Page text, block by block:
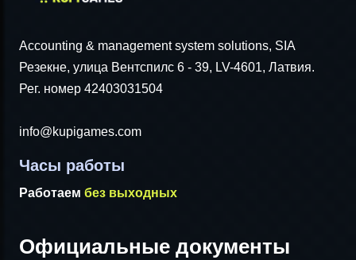
Accounting & management system solutions, SIA
Резекне, улица Вентспилс 6 - 39, LV-4601, Латвия.
Рег. номер 42403031504
info@kupigames.com
Часы работы
Работаем без выходных
Официальные документы